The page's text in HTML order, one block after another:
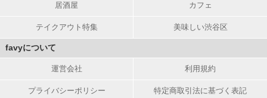
居酒屋 カフェ
テイクアウト特集 美味しい渋谷区
favyについて
運営会社 利用規約
プライバシーポリシー 特定商取引法に基づく表記